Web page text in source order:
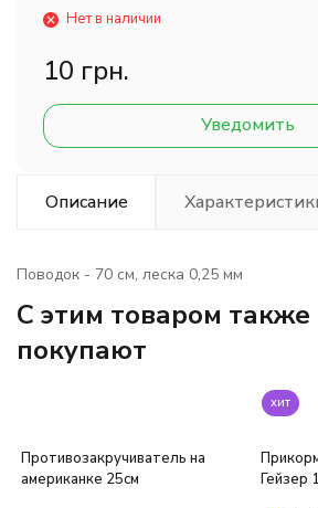
Нет в наличии
10 грн.
Уведомить
Описание
Поводок - 70 см, леска 0,25 мм
C этим товаром также
покупают
Противозакручиватель на
американке 25см
хит
Гейзер